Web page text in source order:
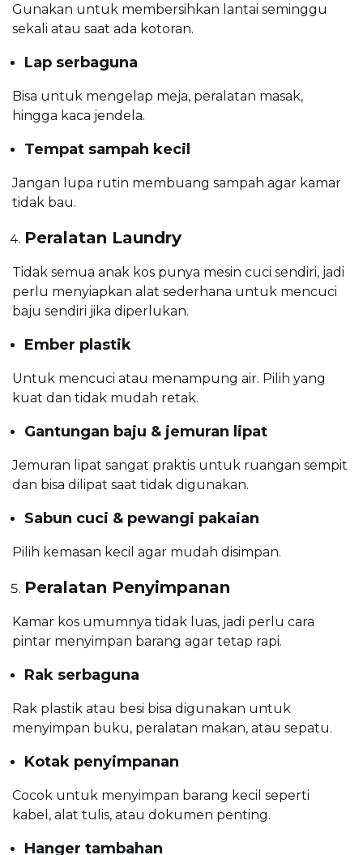
Gunakan untuk membersihkan lantai seminggu
sekali atau saat ada kotoran.
Lap serbaguna
Bisa untuk mengelap meja, peralatan masak,
hingga kaca jendela.
Tempat sampah kecil
Jangan lupa rutin membuang sampah agar kamar
tidak bau.
Peralatan Laundry
Tidak semua anak kos punya mesin cuci sendiri, jadi
perlu menyiapkan alat sederhana untuk mencuci
baju sendiri jika diperlukan.
Ember plastik
Untuk mencuci atau menampung air. Pilih yang
kuat dan tidak mudah retak.
Gantungan baju & jemuran lipat
Jemuran lipat sangat praktis untuk ruangan sempit
dan bisa dilipat saat tidak digunakan.
Sabun cuci & pewangi pakaian
Pilih kemasan kecil agar mudah disimpan.
Peralatan Penyimpanan
Kamar kos umumnya tidak luas, jadi perlu cara
pintar menyimpan barang agar tetap rapi.
Rak serbaguna
Rak plastik atau besi bisa digunakan untuk
menyimpan buku, peralatan makan, atau sepatu.
Kotak penyimpanan
Cocok untuk menyimpan barang kecil seperti
kabel, alat tulis, atau dokumen penting.
Hanger tambahan